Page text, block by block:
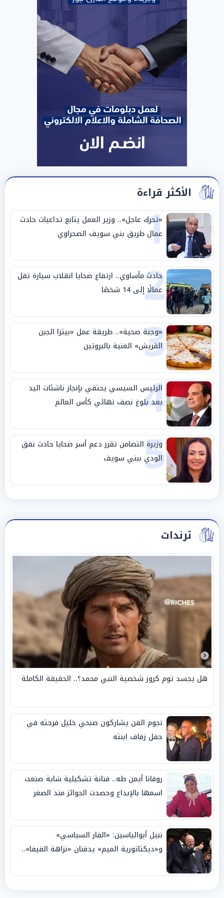
الأكثر قراءة
1
«تحرك عاجل».. وزير العمل يتابع تداعيات حادث
عمال طريق بني سويف الصحراوي
2
حادث مأساوي.. ارتفاع ضحايا انقلاب سيارة تقل
عمالًا إلى 14 شخصًا
3
«وجبة صحية».. طريقة عمل «بيتزا الجبن
القريش» الغنية بالبروتين
4
الرئيس السيسي يحتفي بإنجاز ناشئات اليد
بعد بلوغ نصف نهائي كأس العالم
5
وزيرة التضامن تقرر دعم أسر ضحايا حادث نفق
الودي ببني سويف
ترندات
هل يجسد توم كروز شخصية النبي محمد؟.. الحقيقة الكاملة
نجوم الفن يشاركون صبحي خليل فرحته في
حفل زفاف ابنته
روفانا أيمن طه.. فنانة تشكيلية شابة صنعت
اسمها بالإبداع وحصدت الجوائز منذ الصغر
نبيل أبوالياسين: «الفار السياسي»
و«ديكتاتورية الميم» يدفنان «نزاهة الفيفا»..